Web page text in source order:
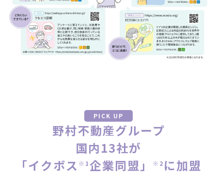
PICK UP
野村不動産グループ
国内13社が
「イクボス ※1企業同盟」 ※2 に加盟